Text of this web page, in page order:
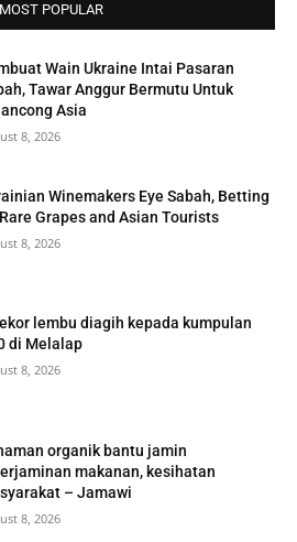
MOST POPULAR
Wain Ukraine Intai Pasaran
Tawar Anggur Bermutu Untuk
Asia
8, 2026
Winemakers Eye Sabah, Betting
Grapes and Asian Tourists
8, 2026
lembu diagih kepada kumpulan
di Melalap
8, 2026
organik bantu jamin
makanan, kesihatan
– Jamawi
8, 2026